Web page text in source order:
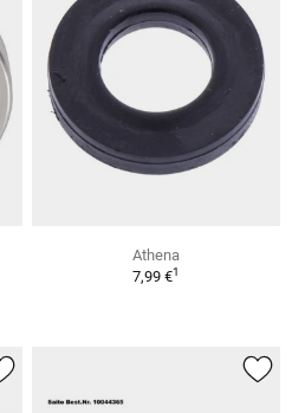
Athena
7,99 €1